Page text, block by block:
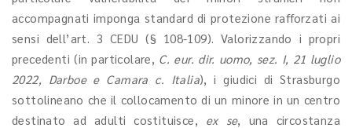
accompagnati imponga standard di protezione rafforzati ai
sensi dell’art. 3 CEDU (§ 108-109). Valorizzando i propri
precedenti (in particolare, C. eur. dir. uomo, sez. I, 21 luglio
2022, Darboe e Camara c. Italia), i giudici di Strasburgo
sottolineano che il collocamento di un minore in un centro
destinato ad adulti costituisce, ex se, una circostanza